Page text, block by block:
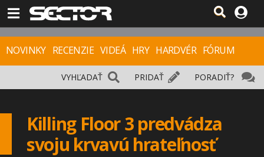
NOVINKY RECENZIE VIDEÁ HRY HARDVÉR FÓRUM
PORADIŤ?
PRIDAŤ
VYHĽADAŤ
Killing Floor 3 predvádza
svoju krvavú hrateľnosť